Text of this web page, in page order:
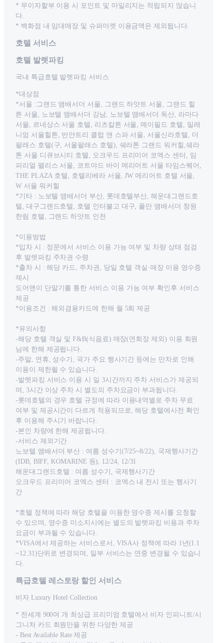
* 무이자할부 이용 시 포인트 및 마일리지는 적립되지 않습니
다.
* 백화점 내 임대매장 및 슈퍼마켓 이용금액은 제외됩니다.
호텔 서비스
호텔 발렛파킹
국내 특급호텔 발렛파킹 서비스
*대상점
*서울 :그랜드 앰배서더 서울, 그랜드 하얏트 서울, 그랜드 힐
튼 서울, 노보텔 앰배서더 강남, 노보텔 앰배서더 독산, 라마다
서울, 르네상스 서울 호텔, 리츠칼튼 서울, 메이필드 호텔, 밀레
니엄 서울힐튼, 반얀트리 클럽 앤 스파 서울, 서울신라호텔, 더
팔래스 호텔(구, 서울팔래스 호텔), 쉐라톤 그랜드 워커힐,쉐라
톤 서울 디큐브시티 호텔, 오크우드 프리미어 코엑스 센터, 임
피리얼 팰리스 서울, 코트야드 바이 메리어트 서울 타임스퀘어,
THE PLAZA 호텔, 호텔리베라 서울, JW 메리어트 호텔 서울,
W 서울 워커힐
*기타 : 노보텔 앰배서더 부산, 롯데호텔부산, 해운대그랜드호
텔, 대구그랜드호텔, 호텔 인터불고 대구, 풀만 앰배서더 창원
한림 호텔, 그랜드 하얏트 인천
*이용방법
*입차 시 : 정문에서 서비스 이용 가능 여부 및 차량 상태 점검
후 발렛파킹 주차권 수령
*출차 시 : 해당 카드, 주차권, 당일 호텔 객실·매장 이용 영수증
제시
도어맨이 단말기를 통한 서비스 이용 가능 여부 확인후 서비스
제공
*이용조건 : 해외겸용카드에 한해 월 5회 제공
*유의사항
-해당 호텔 객실 및 F&B(식음료) 매장(연회장 제외) 이용 회원
님에 한해 제공됩니다.
-주말, 연휴, 성수기, 국가 주요 행사기간 등에는 만차로 인해
이용이 제한될 수 있습니다.
-발렛파킹 서비스 이용 시 일 3시간까지 주차 서비스가 제공되
며, 3시간 이상 주차 시 별도의 주차요금이 부과됩니다.
-롯데호텔의 경우 호텔 규정에 따라 이용내역별로 주차 무료
여부 및 제공시간이 다르게 적용되므로, 해당 호텔에사전 확인
후 이용해 주시기 바랍니다.
-본인 차량에 한해 제공됩니다.
-서비스 제외기간
노보텔 앰배서더 부산 : 여름 성수기(7/25~8/22), 국제행사기간
(IDB, BIFF, KOMARINE 등), 12/24, 12/31
해운대그랜드호텔 : 여름 성수기, 국제행사기간
오크우드 프리미어 코엑스 센터 : 코엑스 내 전시 또는 행사기
간
*호텔 정책에 따라 해당 호텔을 이용한 영수증 제시를 요청할
수 있으며, 영수증 미소지시에는 별도의 발렛파킹 비용과 주차
요금이 부과될 수 있습니다.
*VISA에서 제공하는 서비스로서, VISA사 정책에 따라 1년(1.1
~12.31)단위로 변경되며, 일부 서비스는 연중 변경될 수 있습니
다.
특급호텔 레스토랑 할인 서비스
비자 Luxury Hotel Collection
* 전세계 900여 개 최상급 프리미엄 호텔에서 비자 인피니트/시
그니처 카드 회원만을 위한 다양한 제공
- Best Available Rate 제공